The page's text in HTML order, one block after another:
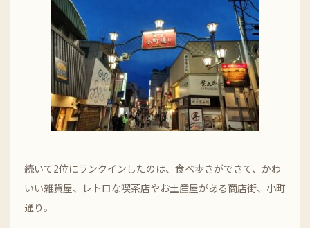
続いて2位にランクインしたのは、食べ歩きができて、かわ
いい雑貨屋、レトロな喫茶店やお土産屋がある商店街、小町
通り。